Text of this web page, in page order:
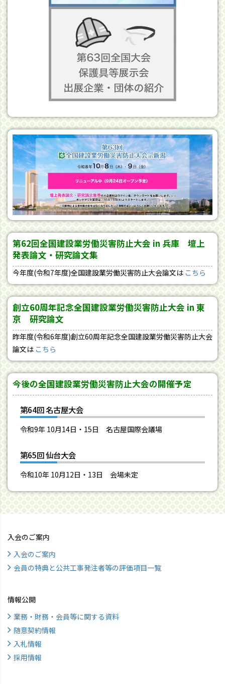
第62回全国建設業労働災害防止大会 in 兵庫 壇上
発表論文・研究論文集
今年度(令和7年度)全国建設業労働災害防止大会論文は こちら
創立60周年記念全国建設業労働災害防止大会 in 東
京 研究論文
昨年度(令和6年度)創立60周年記念全国建設業労働災害防止大会
論文は こちら
今後の全国建設業労働災害防止大会の開催予定
第64回 名古屋大会
令和9年 10月14日・15日 名古屋国際会議場
第65回 仙台大会
令和10年 10月12日・13日 会場未定
入会のご案内
入会のご案内
会員の特典と公共工事発注者等の評価項目一覧
情報公開
業務・財務・会員等に関する資料
随意契約情報
入札情報
採用情報